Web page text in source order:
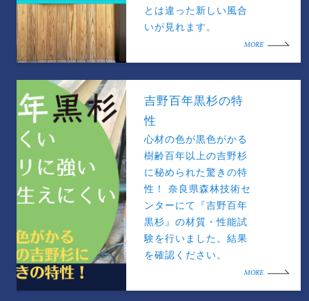
とは違った新しい風合
いが見れます。
MORE
吉野百年黒杉の特
性
心材の色が黒色がかる
樹齢百年以上の吉野杉
に秘められた驚きの特
性！ 奈良県森林技術セ
ンターにて『吉野百年
黒杉』の材質・性能試
験を行いました。結果
を確認ください。
MORE